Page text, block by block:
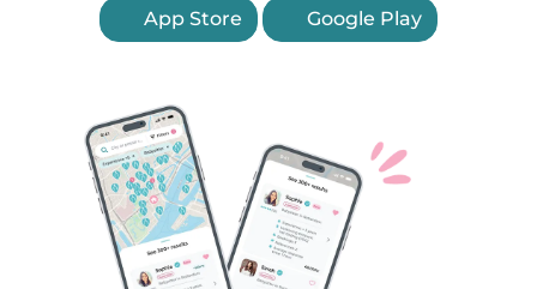
App Store Google Play